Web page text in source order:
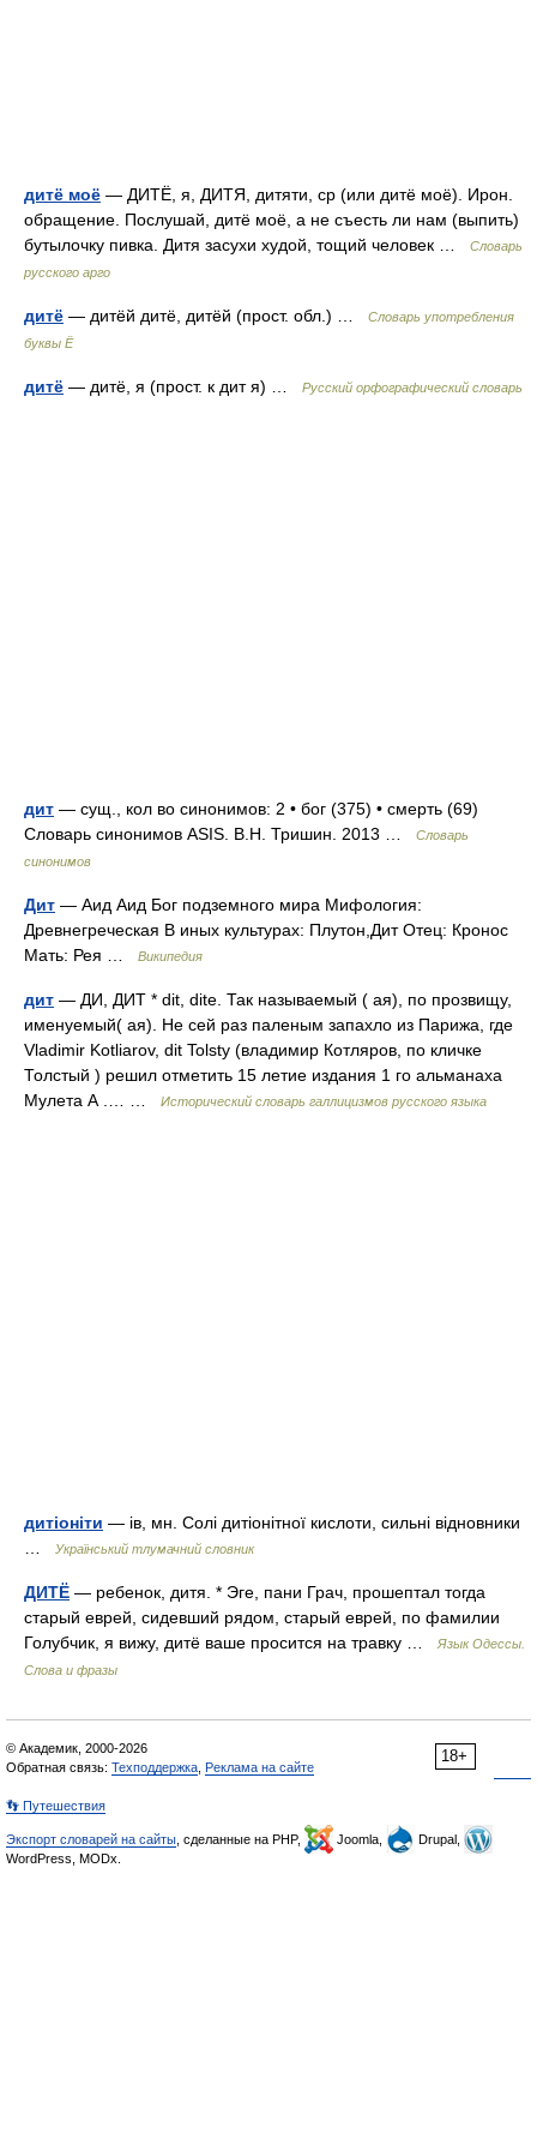
дитё моё — ДИТЁ, я, ДИТЯ, дитяти, ср (или дитё моё). Ирон.
обращение. Послушай, дитё моё, а не съесть ли нам (выпить)
бутылочку пивка. Дитя засухи худой, тощий человек …
Словарь
русского арго
дитё — дитёй дитё, дитёй (прост. обл.) …
Словарь употребления
буквы Ё
дитё — дитё, я (прост. к дит я) … Русский орфографический словарь
дит — сущ., кол во синонимов: 2 • бог (375) • смерть (69)
Словарь синонимов ASIS. В.Н. Тришин. 2013 …
Словарь
синонимов
Дит — Аид Аид Бог подземного мира Мифология:
Древнегреческая В иных культурах: Плутон,Дит Отец: Кронос
Мать: Рея …
Википедия
дит — ДИ, ДИТ * dit, dite. Так называемый ( ая), по прозвищу,
именуемый( ая). Не сей раз паленым запахло из Парижа, где
Vladimir Kotliarov, dit Tolsty (владимир Котляров, по кличке
Толстый ) решил отметить 15 летие издания 1 го альманаха
Мулета А .… …
Исторический словарь галлицизмов русского языка
дитіоніти — ів, мн. Солі дитіонітної кислоти, сильні відновники
Український тлумачний словник
ДИТЁ — ребенок, дитя. * Эге, пани Грач, прошептал тогда
старый еврей, сидевший рядом, старый еврей, по фамилии
Голубчик, я вижу, дитё ваше просится на травку …
Язык Одессы.
Слова и фразы
18+
© Академик, 2000-2026
Обратная связь: Техподдержка Реклама на сайте
👣 Путешествия
Экспорт словарей на сайты , сделанные на PHP, Joomla,
Drupal,
WordPress, MODx.